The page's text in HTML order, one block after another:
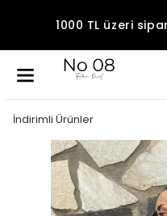
1000 TL üzeri
İndirimli Ürünler